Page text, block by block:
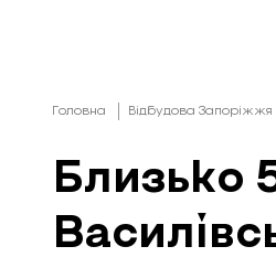
Головна Відбудова Запоріжжя
Близько